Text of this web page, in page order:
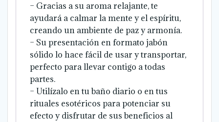
– Gracias a su aroma relajante, te
ayudará a calmar la mente y el espíritu,
creando un ambiente de paz y armonía.
– Su presentación en formato jabón
sólido lo hace fácil de usar y transportar,
perfecto para llevar contigo a todas
partes.
– Utilízalo en tu baño diario o en tus
rituales esotéricos para potenciar su
efecto y disfrutar de sus beneficios al